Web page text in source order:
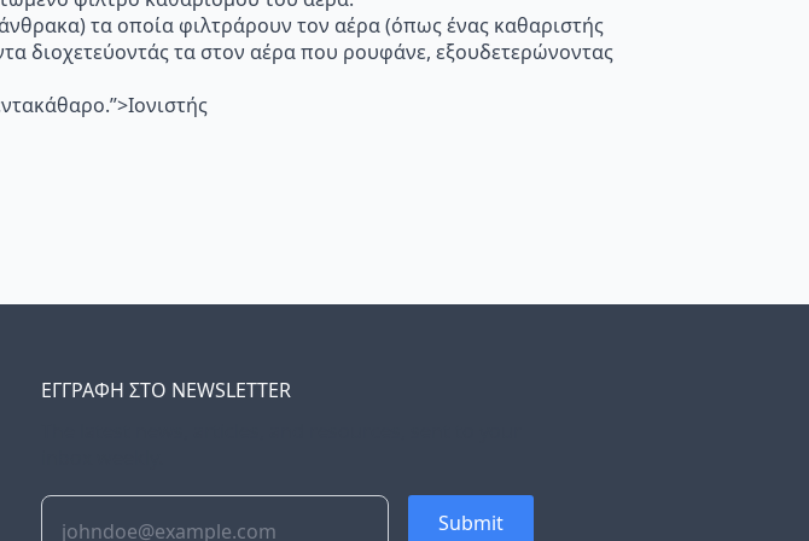
τα οποία φιλτράρουν τον αέρα (όπως ένας καθαριστής
διοχετεύοντάς τα στον αέρα που ρουφάνε, εξουδετερώνοντας
ΕΓΓΡΑΦΗ ΣΤΟ NEWSLETTER
Submit